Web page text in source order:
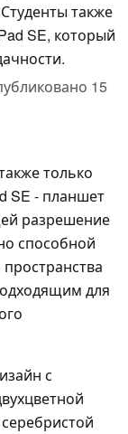
также
SE, который
15
только
SE - планшет
разрешение
способной
для
с